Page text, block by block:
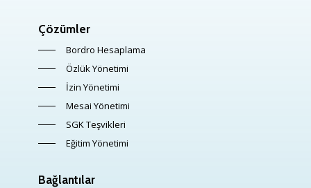
Çözümler
Bordro Hesaplama
Özlük Yönetimi
İzin Yönetimi
Mesai Yönetimi
SGK Teşvikleri
Eğitim Yönetimi
Bağlantılar